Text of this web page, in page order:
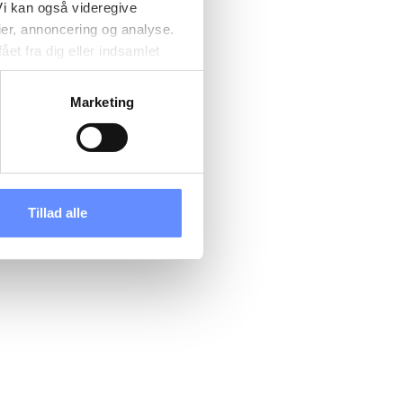
kan også videregive
annoncering og analyse.
fra dig eller indsamlet
kan være placeret i usikre
overordnede
og dermed behandle
Marketing
Tillad alle